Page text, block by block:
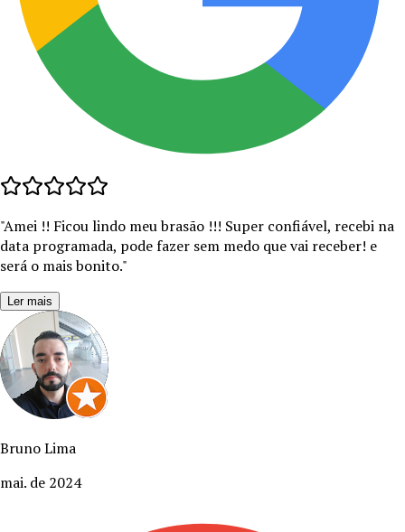
"Amei !! Ficou lindo meu brasão !!! Super confiável, recebi na
data programada, pode fazer sem medo que vai receber! e
será o mais bonito."
Ler mais
Bruno Lima
mai. de 2024